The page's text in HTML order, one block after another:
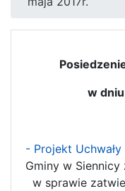
w
- Projekt Uchwały
Gminy w Siennicy
w sprawie